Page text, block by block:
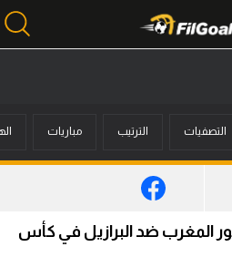
التصفيات الترتيب مباريات
المغرب ضد البرازيل في كأس